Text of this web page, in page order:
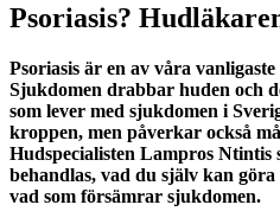
Psoriasis?
Psoriasis är en av våra
Sjukdomen drabbar huden och
som lever med sjukdomen i
kroppen, men påverkar också
Hudspecialisten Lampros Ntintis
behandlas, vad du själv kan
vad som försämrar sjukdomen.